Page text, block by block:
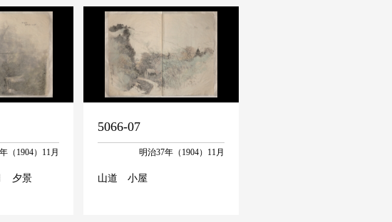
（1904）11月
夕景
5066-07
明治37年（1904）11月
山道 小屋